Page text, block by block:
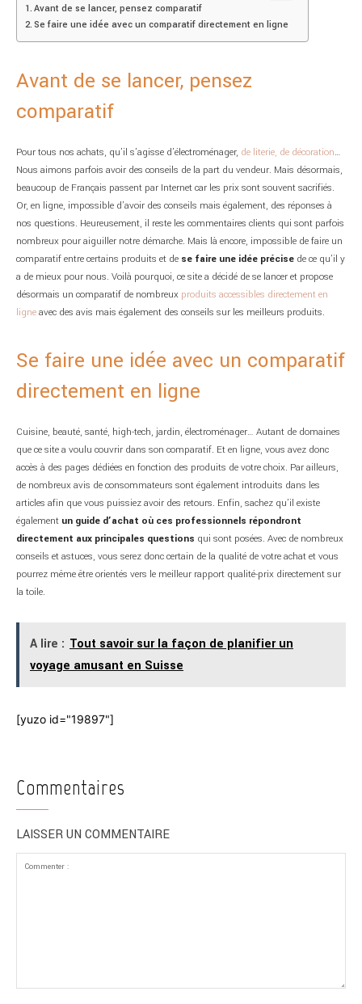
Avant de se lancer, pensez comparatif
Se faire une idée avec un comparatif directement en ligne
Avant de se lancer, pensez
comparatif
Pour tous nos achats, qu’il s’agisse d’électroménager, de literie, de décoration…
Nous aimons parfois avoir des conseils de la part du vendeur. Mais désormais,
beaucoup de Français passent par Internet car les prix sont souvent sacrifiés.
Or, en ligne, impossible d’avoir des conseils mais également, des réponses à
nos questions. Heureusement, il reste les commentaires clients qui sont parfois
nombreux pour aiguiller notre démarche. Mais là encore, impossible de faire un
comparatif entre certains produits et de se faire une idée précise de ce qu’il y
a de mieux pour nous. Voilà pourquoi, ce site a décidé de se lancer et propose
désormais un comparatif de nombreux produits accessibles directement en
ligneavec des avis mais également des conseils sur les meilleurs produits.
Se faire une idée avec un comparatif
directement en ligne
Cuisine, beauté, santé, high-tech, jardin, électroménager… Autant de domaines
que ce site a voulu couvrir dans son comparatif. Et en ligne, vous avez donc
accès à des pages dédiées en fonction des produits de votre choix. Par ailleurs,
de nombreux avis de consommateurs sont également introduits dans les
articles afin que vous puissiez avoir des retours. Enfin, sachez qu’il existe
également un guide d’achat où ces professionnels répondront
directement aux principales questions qui sont posées. Avec de nombreux
conseils et astuces, vous serez donc certain de la qualité de votre achat et vous
pourrez même être orientés vers le meilleur rapport qualité-prix directement sur
la toile.
A lire : Tout savoir sur la façon de planifier un
voyage amusant en Suisse
[yuzo id="19897"]
Commentaires
LAISSER UN COMMENTAIRE